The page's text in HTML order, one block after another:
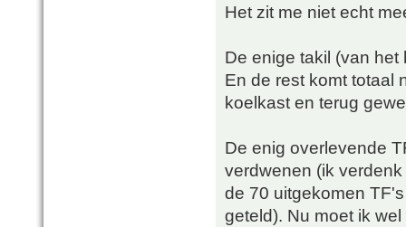
Het zit me niet echt
De enige takil (van
En de rest komt totaal
koelkast en terug
De enig overlevende
verdwenen (ik
de 70 uitgekomen
geteld). Nu moet ik